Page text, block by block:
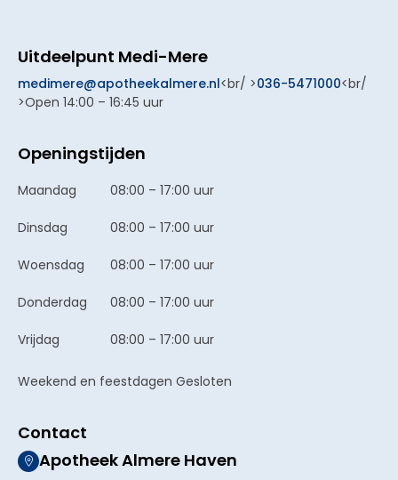
Uitdeelpunt Medi-Mere
medimere@apotheekalmere.nl<br/ >036-5471000<br/
>Open 14:00 – 16:45 uur
Openingstijden
Maandag 08:00 – 17:00 uur
Dinsdag 08:00 – 17:00 uur
Woensdag 08:00 – 17:00 uur
Donderdag 08:00 – 17:00 uur
Vrijdag 08:00 – 17:00 uur
Weekend en feestdagen Gesloten
Contact
Apotheek Almere Haven